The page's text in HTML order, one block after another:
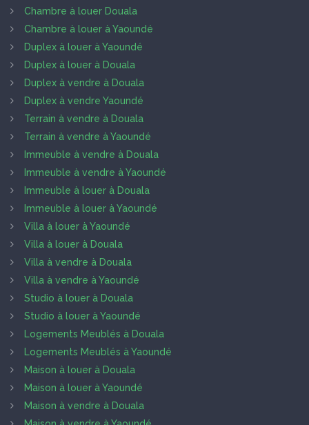
Chambre à louer Douala
Chambre à louer à Yaoundé
Duplex à louer à Yaoundé
Duplex à louer à Douala
Duplex à vendre à Douala
Duplex à vendre Yaoundé
Terrain à vendre à Douala
Terrain à vendre à Yaoundé
Immeuble à vendre à Douala
Immeuble à vendre à Yaoundé
Immeuble à louer à Douala
Immeuble à louer à Yaoundé
Villa à louer à Yaoundé
Villa à louer à Douala
Villa à vendre à Douala
Villa à vendre à Yaoundé
Studio à louer à Douala
Studio à louer à Yaoundé
Logements Meublés à Douala
Logements Meublés à Yaoundé
Maison à louer à Douala
Maison à louer à Yaoundé
Maison à vendre à Douala